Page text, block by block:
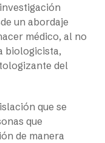
un abordaje
médico, al no
biologicista,
del
que se
que
de manera